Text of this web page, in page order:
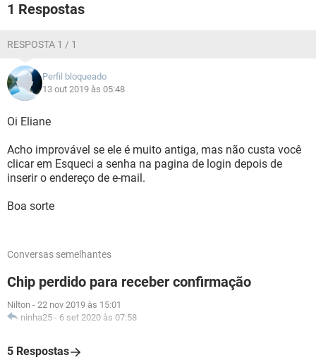
1 Respostas
RESPOSTA 1 / 1
Perfil bloqueado
13 out 2019 às 05:48
Oi Eliane
Acho improvável se ele é muito antiga, mas não custa você
clicar em Esqueci a senha na pagina de login depois de
inserir o endereço de e-mail.
Boa sorte
Conversas semelhantes
Chip perdido para receber confirmação
Nilton - 22 nov 2019 às 15:01
ninha25 - 6 set 2020 às 07:58
5 Respostas